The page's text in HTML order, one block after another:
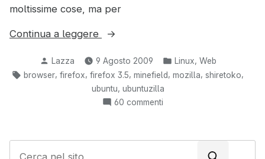
moltissime cose, ma per
Continua a leggere
“Firefox
su
Ubuntu:
la
risposta
Ubuntuzilla”
Pubblicato
da
Lazza 9 Agosto 2009
Pubblicato
in:
Linux Web
Tag:
browser, firefox, firefox 3.5, minefield, mozilla, shiretoko,
ubuntu ubuntuzilla
60 commentisu
su